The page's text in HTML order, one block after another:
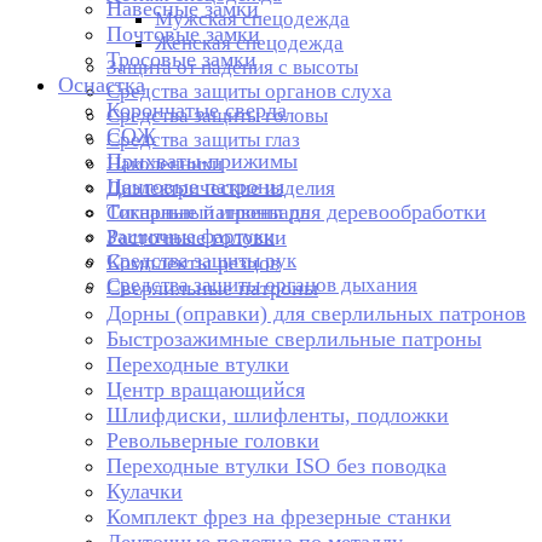
Мужская спецодежда
Женская спецодежда
Защита от падения с высоты
Средства защиты органов слуха
Средства защиты головы
Средства защиты глаз
Наколенники
Диэлектрические изделия
Сигнальный инвентарь
Защитные фартуки
Средства защиты рук
Средства защиты органов дыхания
Навесные замки
Почтовые замки
Тросовые замки
Оснастка
Корончатые сверла
СОЖ
Прихваты-прижимы
Цанговые патроны
Токарные патроны для деревообработки
Расточные головки
Комплекты резцов
Сверлильные патроны
Дорны (оправки) для сверлильных патронов
Быстрозажимные сверлильные патроны
Переходные втулки
Центр вращающийся
Шлифдиски, шлифленты, подложки
Револьверные головки
Переходные втулки ISO без поводка
Кулачки
Комплект фрез на фрезерные станки